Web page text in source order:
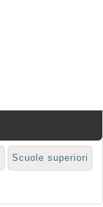
Scuole superiori